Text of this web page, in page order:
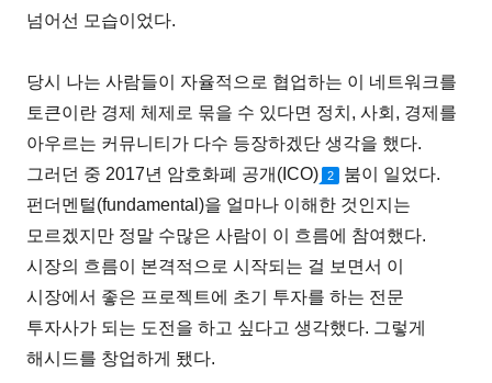
넘어선 모습이었다.
당시 나는 사람들이 자율적으로 협업하는 이 네트워크를
토큰이란 경제 체제로 묶을 수 있다면 정치, 사회, 경제를
아우르는 커뮤니티가 다수 등장하겠단 생각을 했다.
그러던 중 2017년 암호화폐 공개(ICO)
2
붐이 일었다.
펀더멘털(fundamental)을 얼마나 이해한 것인지는
모르겠지만 정말 수많은 사람이 이 흐름에 참여했다.
시장의 흐름이 본격적으로 시작되는 걸 보면서 이
시장에서 좋은 프로젝트에 초기 투자를 하는 전문
투자사가 되는 도전을 하고 싶다고 생각했다. 그렇게
해시드를 창업하게 됐다.